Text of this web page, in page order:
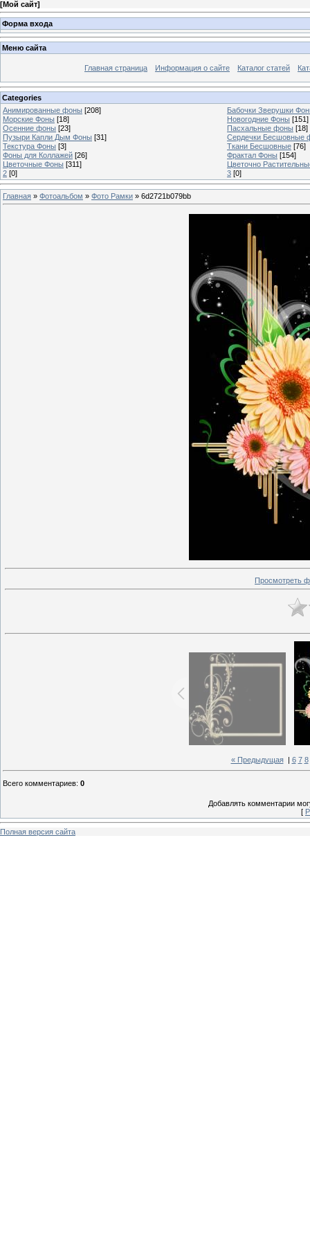
[Мой сайт]
Форма входа
Меню сайта
Главная страница Информация о сайте Каталог статей
Categories
Анимированные фоны [208]
Бабочки Зверушки
Морские Фоны [18] Новогодние Фоны [151]
Осенние фоны [23] Пасхальные фоны [18]
Пузыри Капли Дым Фоны [31]
Сердечки Бесшовные
Текстура Фоны [3] Ткани Бесшовные [76]
Фоны для Коллажей [26] Фрактал Фоны [154]
Цветочные Фоны [311]
Цветочно
2 [0] 3 [0]
Главная » Фотоальбом » Фото Рамки » 6d2721b079bb
Просмотреть
« Предыдущая| 6 7 8
Всего комментариев: 0
Добавлять комментарии
[
Полная версия сайта